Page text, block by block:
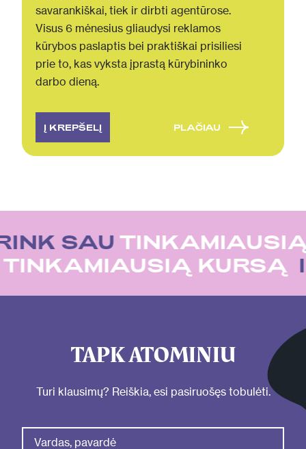
savarankiškai, tiek ir dirbti agentūrose.
Visus 6 mėnesius gliaudysi reklamos
kūrybos paslaptis bei praktiškai prisiliesi
prie to, kas vyksta įprastą kūrybininko
darbo dieną.
Į KREPŠELĮ PLAČIAU
SAU
TINKAMIAUSIĄ KURSĄ
TAPK ATOMINIU
Turi klausimų? Reiškia, esi pasiruošęs tobulėti.